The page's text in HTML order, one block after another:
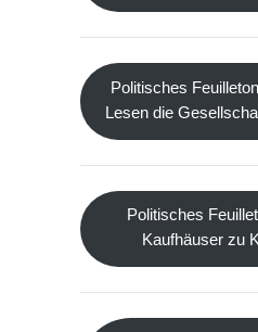
Politisches
Lesen die
Politisches
Kaufhäuser zu